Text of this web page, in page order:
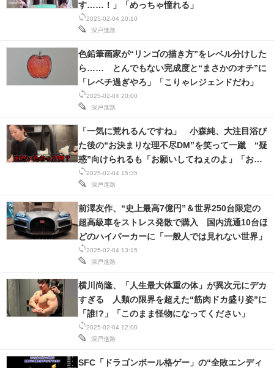
2025-02-04 20:10
深戸進路
す……！」「めっちゃ憧れる」
2025-02-04 20:00
深戸進路
色鉛筆画家が“リンゴの描き方”をレベル分けした
ら…… とんでもない完成度と“まさかのオチ”に
「レベチ過ぎやろ」「こりゃレジェンドだわ」
2025-02-04 15:35
深戸進路
「一気に荒れるんですね」 小森純、大注目浴び
た後の“お決まりな理不尽DM”を笑って一蹴 “疑
惑”向けられるも「お願いしてねぇのよ」「お騒
ぎ具合理解できない」
2025-02-04 13:15
深戸進路
前澤友作、“史上最高7億円”＆世界250台限定の
超高級車をストレス発散で購入 国内流通10台ほ
どのハイパーカーに「一般人では見れない世界」
2025-02-04 12:00
深戸進路
横川尚隆、「人生最大体重の体」が異次元にデカ
すぎる 人類の限界を超えた“筋肉ドカ盛り姿”に
「誰!?」「このまま怪物になってください」
SFC「ドラゴンボール格ゲー」の“全敗エンディ